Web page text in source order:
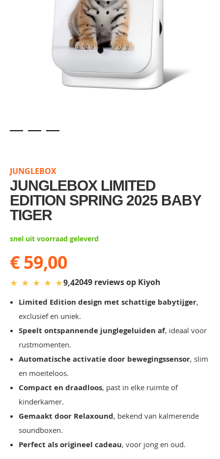
beginning
of
the
images
gallery
JUNGLEBOX
JUNGLEBOX LIMITED
EDITION SPRING 2025 BABY
TIGER
snel uit voorraad geleverd
€ 59,00
★ ★ ★ ★ ★9,42049 reviews op Kiyoh
Limited Edition design met schattige babytijger,
exclusief en uniek.
Speelt ontspannende junglegeluiden af, ideaal voor
rustmomenten.
Automatische activatie door bewegingssensor, slim
en moeiteloos.
Compact en draadloos, past in elke ruimte of
kinderkamer.
Gemaakt door Relaxound, bekend van kalmerende
soundboxen.
Perfect als origineel cadeau, voor jong en oud.